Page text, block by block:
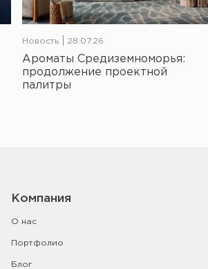
Новость 28.07.26
Ароматы Средиземноморья:
продолжение проектной
палитры
Компания
О нас
Портфолио
Блог